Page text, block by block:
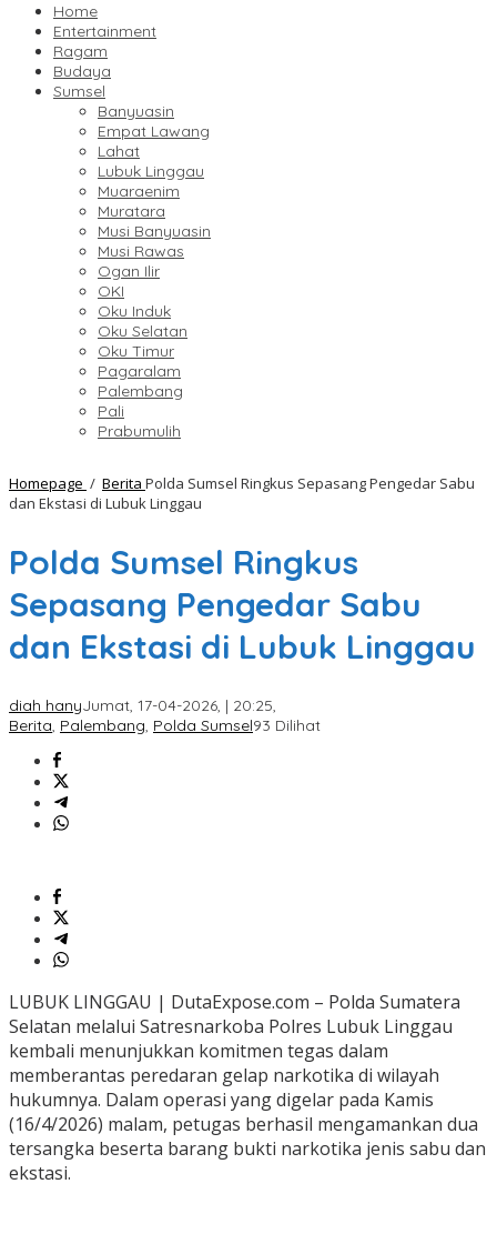
Home
Entertainment
Ragam
Budaya
Sumsel
Banyuasin
Empat Lawang
Lahat
Lubuk Linggau
Muaraenim
Muratara
Musi Banyuasin
Musi Rawas
Ogan Ilir
OKI
Oku Induk
Oku Selatan
Oku Timur
Pagaralam
Palembang
Pali
Prabumulih
Homepage / Berita Polda Sumsel Ringkus Sepasang Pengedar Sabu
dan Ekstasi di Lubuk Linggau
Polda Sumsel Ringkus
Sepasang Pengedar Sabu
dan Ekstasi di Lubuk Linggau
diah hanyJumat, 17-04-2026, | 20:25,
Berita, Palembang, Polda Sumsel93 Dilihat
LUBUK LINGGAU | DutaExpose.com – Polda Sumatera
Selatan melalui Satresnarkoba Polres Lubuk Linggau
kembali menunjukkan komitmen tegas dalam
memberantas peredaran gelap narkotika di wilayah
hukumnya. Dalam operasi yang digelar pada Kamis
(16/4/2026) malam, petugas berhasil mengamankan dua
tersangka beserta barang bukti narkotika jenis sabu dan
ekstasi.